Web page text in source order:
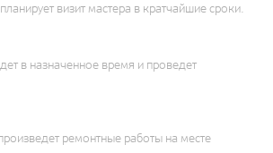
визит мастера в кратчайшие сроки.
в назначенное время и проведет
ремонтные работы на месте